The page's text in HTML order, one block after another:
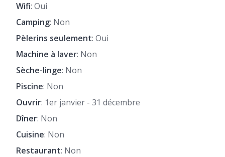
Wifi: Oui
Camping: Non
Pèlerins seulement: Oui
Machine à laver: Non
Sèche-linge: Non
Piscine: Non
Ouvrir: 1er janvier - 31 décembre
Dîner: Non
Cuisine: Non
Restaurant: Non